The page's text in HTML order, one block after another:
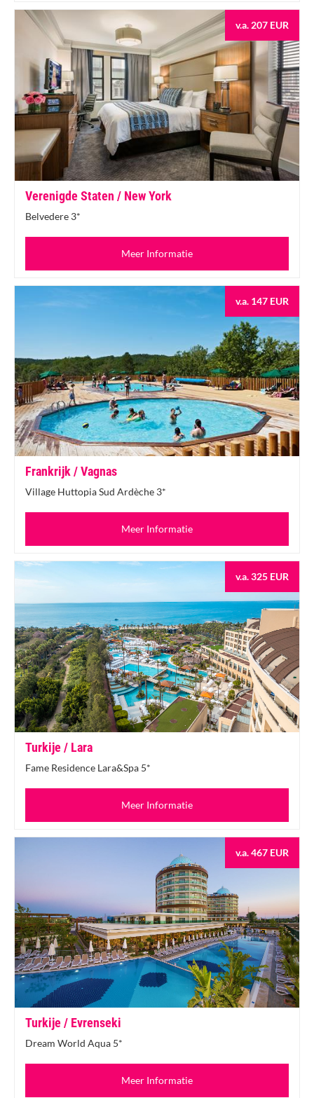
v.a. 207 EUR
Verenigde Staten / New York
Belvedere 3*
Meer Informatie
v.a. 147 EUR
Frankrijk / Vagnas
Village Huttopia Sud Ardèche 3*
Meer Informatie
v.a. 325 EUR
Turkije / Lara
Fame Residence Lara&Spa 5*
Meer Informatie
v.a. 467 EUR
Turkije / Evrenseki
Dream World Aqua 5*
Meer Informatie